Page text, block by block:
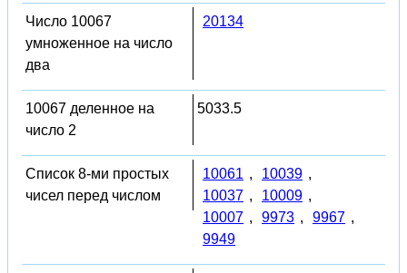
Число 10067
умноженное на число
два
20134
10067 деленное на
число 2
5033.5
Список 8-ми простых
чисел перед числом
10061 , 10039 ,
10037 , 10009 ,
10007 , 9973 , 9967 ,
9949